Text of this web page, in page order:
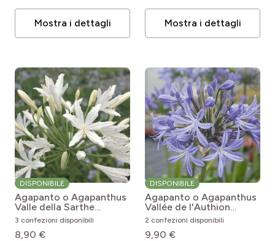
Mostra i dettagli Mostra i dettagli
DISPONIBILE
Agapanto o Agapanthus
Valle della Sarthe
Agapanthus x hybridus
Vallée de la Sarthe
3 confezioni disponibili
8,90 €
DISPONIBILE
Agapanto o Agapanthus
Vallée de l'Authion
Agapanthus x hybridus
Vallée de l'Authion
2 confezioni disponibili
9,90 €